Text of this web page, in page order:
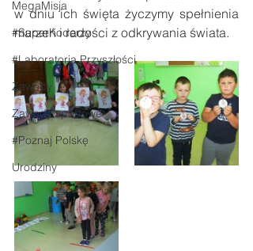
MegaMisja
#SuperKoderzy
#Laboratoria Przyszłości
Zawody
Zawody sportowe
#Poznaj Polskę
Urodziny
w dniu ich święta życzymy spełnienia
marzeń i radości z odkrywania świata.